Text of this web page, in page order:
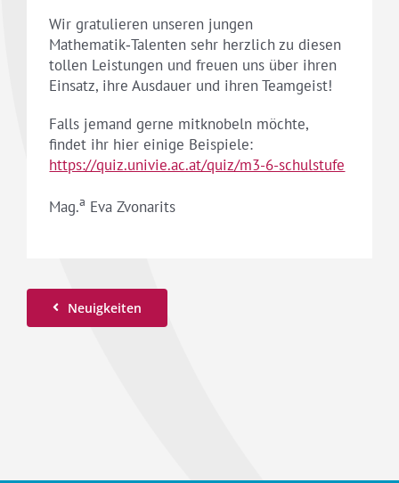
Wir gratulieren unseren jungen
Mathematik‑Talenten sehr herzlich zu diesen
tollen Leistungen und freuen uns über ihren
Einsatz, ihre Ausdauer und ihren Teamgeist!
Falls jemand gerne mitknobeln möchte,
findet ihr hier einige Beispiele:
https://quiz.univie.ac.at/quiz/m3-6-schulstufe
Mag.a Eva Zvonarits
Neuigkeiten